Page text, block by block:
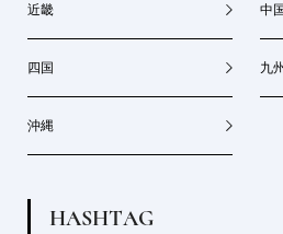
近畿 中
四国 九州
沖縄
HASHTAG